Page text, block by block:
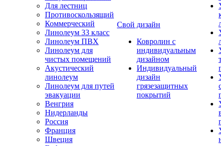
Для лестниц
Противоскользящий
Коммерческий
Линолеум 33 класс
Линолеум ПВХ
Линолеум для
чистых помещений
Акустический
линолеум
Линолеум для путей
эвакуации
Венгрия
Нидерланды
Россия
Франция
Швеция
Свой дизайн
Ковролин с
индивидуальным
дизайном
Индивидуальный
дизайн
грязезащитных
покрытий